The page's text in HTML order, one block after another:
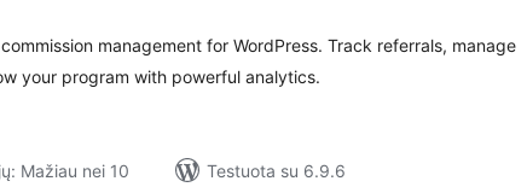
management for WordPress. Track referrals, manage
your program with powerful analytics.
Mažiau nei 10
Testuota su 6.9.6